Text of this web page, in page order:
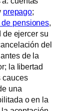
prepago;
de pensiones,
de ejercer su
del
de la
la libertad
cauces
una
o en la